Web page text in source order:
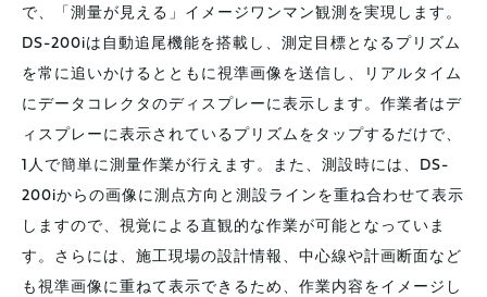
で、「測量が見える」イメージワンマン観測を実現します。
DS-200iは自動追尾機能を搭載し、測定目標となるプリズム
を常に追いかけるとともに視準画像を送信し、リアルタイム
にデータコレクタのディスプレーに表示します。作業者はデ
ィスプレーに表示されているプリズムをタップするだけで、
1人で簡単に測量作業が行えます。また、測設時には、DS-
200iからの画像に測点方向と測設ラインを重ね合わせて表示
しますので、視覚による直観的な作業が可能となっていま
す。さらには、施工現場の設計情報、中心線や計画断面など
も視準画像に重ねて表示できるため、作業内容をイメージし